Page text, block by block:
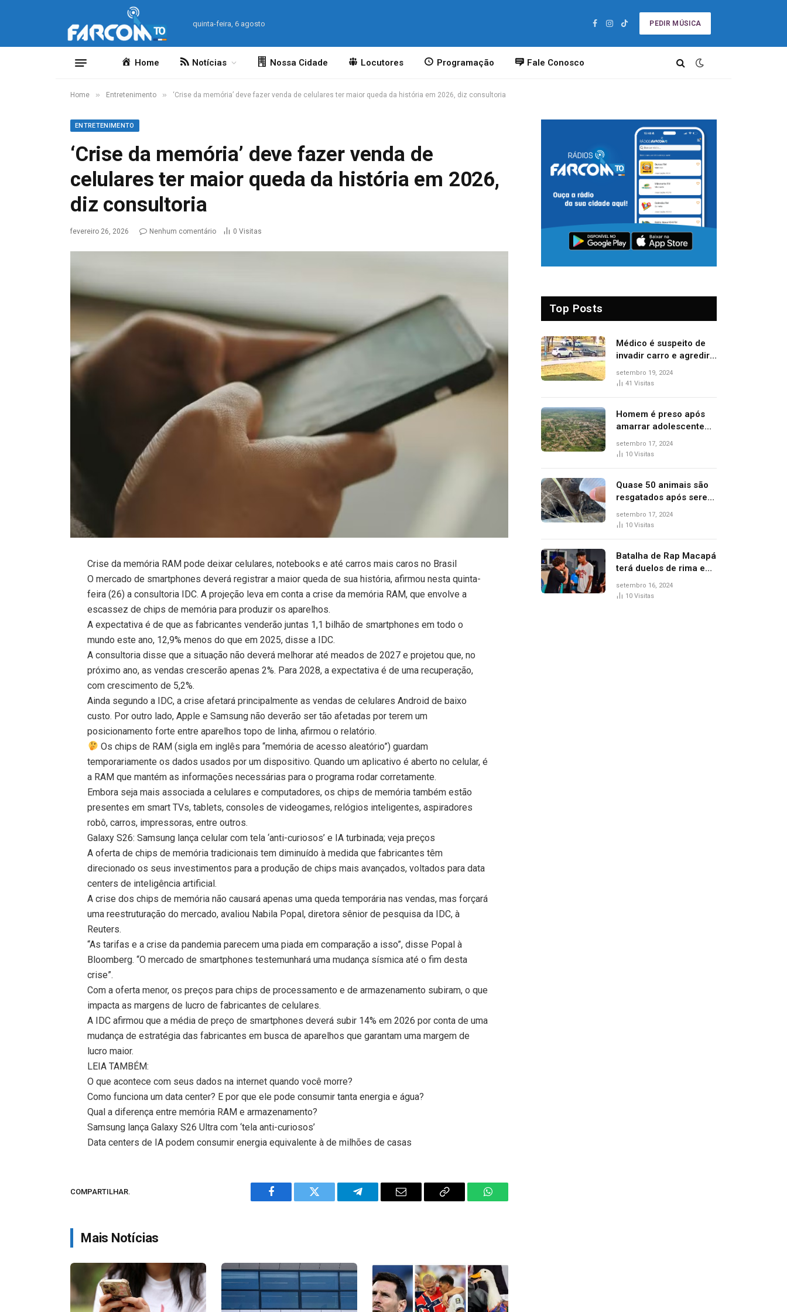
quinta-feira, 6 agosto
Facebook
Instagram
TikTok
PEDIR MÚSICA
Home Notícias Nossa Cidade Locutores Programação Fale Conosco
Home » Entretenimento » ‘Crise da memória’ deve fazer venda de celulares ter maior queda da história em 2026, diz consultoria
ENTRETENIMENTO
‘Crise da memória’ deve fazer venda de
celulares ter maior queda da história em 2026,
diz consultoria
fevereiro 26, 2026 Nenhum comentário 0 Visitas
Crise da memória RAM pode deixar celulares, notebooks e até carros mais caros no Brasil
O mercado de smartphones deverá registrar a maior queda de sua história, afirmou nesta quinta-
feira (26) a consultoria IDC. A projeção leva em conta a crise da memória RAM, que envolve a
escassez de chips de memória para produzir os aparelhos.
A expectativa é de que as fabricantes venderão juntas 1,1 bilhão de smartphones em todo o
mundo este ano, 12,9% menos do que em 2025, disse a IDC.
A consultoria disse que a situação não deverá melhorar até meados de 2027 e projetou que, no
próximo ano, as vendas crescerão apenas 2%. Para 2028, a expectativa é de uma recuperação,
com crescimento de 5,2%.
Ainda segundo a IDC, a crise afetará principalmente as vendas de celulares Android de baixo
custo. Por outro lado, Apple e Samsung não deverão ser tão afetadas por terem um
posicionamento forte entre aparelhos topo de linha, afirmou o relatório.
Os chips de RAM (sigla em inglês para “memória de acesso aleatório”) guardam
temporariamente os dados usados por um dispositivo. Quando um aplicativo é aberto no celular, é
a RAM que mantém as informações necessárias para o programa rodar corretamente.
Embora seja mais associada a celulares e computadores, os chips de memória também estão
presentes em smart TVs, tablets, consoles de videogames, relógios inteligentes, aspiradores
robô, carros, impressoras, entre outros.
Galaxy S26: Samsung lança celular com tela ‘anti-curiosos’ e IA turbinada; veja preços
A oferta de chips de memória tradicionais tem diminuído à medida que fabricantes têm
direcionado os seus investimentos para a produção de chips mais avançados, voltados para data
centers de inteligência artificial.
A crise dos chips de memória não causará apenas uma queda temporária nas vendas, mas forçará
uma reestruturação do mercado, avaliou Nabila Popal, diretora sênior de pesquisa da IDC, à
Reuters.
“As tarifas e a crise da pandemia parecem uma piada em comparação a isso”, disse Popal à
Bloomberg. “O mercado de smartphones testemunhará uma mudança sísmica até o fim desta
crise”.
Com a oferta menor, os preços para chips de processamento e de armazenamento subiram, o que
impacta as margens de lucro de fabricantes de celulares.
A IDC afirmou que a média de preço de smartphones deverá subir 14% em 2026 por conta de uma
mudança de estratégia das fabricantes em busca de aparelhos que garantam uma margem de
lucro maior.
LEIA TAMBÉM:
O que acontece com seus dados na internet quando você morre?
Como funciona um data center? E por que ele pode consumir tanta energia e água?
Qual a diferença entre memória RAM e armazenamento?
Samsung lança Galaxy S26 Ultra com ‘tela anti-curiosos’
Data centers de IA podem consumir energia equivalente à de milhões de casas
COMPARTILHAR.
Facebook Twitter Telegram Email
Copy
WhatsApp
Mais Notícias
Top Posts
Médico é suspeito de
invadir carro e agredir
delegado aposentado
durante confusão no
setembro 19, 2024
41 Visitas
Homem é preso após
amarrar adolescente
suspeito de furto em
estaca de cerca e
setembro 17, 2024
10 Visitas
Quase 50 animais são
resgatados após serem
vítimas de incêndios
florestais no Tocantins
setembro 17, 2024
10 Visitas
Batalha de Rap Macapá
terá duelos de rima e
venda de comidas
típicas no Mercado
setembro 16, 2024
10 Visitas